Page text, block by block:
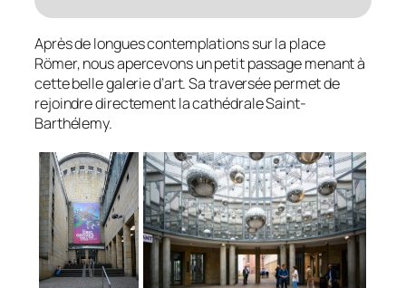
Après de longues contemplations sur la place
Römer, nous apercevons un petit passage menant à
cette belle galerie d’art. Sa traversée permet de
rejoindre directement la cathédrale Saint-
Barthélemy.